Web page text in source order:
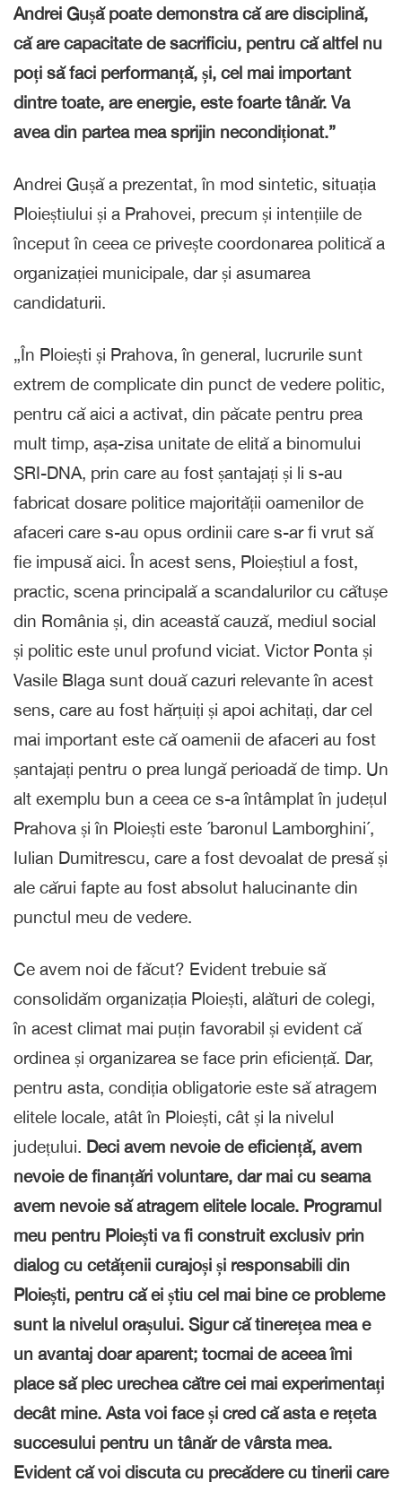
Andrei Gușă poate demonstra că are disciplină,
că are capacitate de sacrificiu, pentru că altfel nu
poți să faci performanță, și, cel mai important
dintre toate, are energie, este foarte tânăr. Va
avea din partea mea sprijin necondiționat.”
Andrei Gușă a prezentat, în mod sintetic, situația
Ploieștiului și a Prahovei, precum și intențiile de
început în ceea ce privește coordonarea politică a
organizației municipale, dar și asumarea
candidaturii.
„În Ploiești și Prahova, în general, lucrurile sunt
extrem de complicate din punct de vedere politic,
pentru că aici a activat, din păcate pentru prea
mult timp, așa-zisa unitate de elită a binomului
SRI-DNA, prin care au fost șantajați și li s-au
fabricat dosare politice majorității oamenilor de
afaceri care s-au opus ordinii care s-ar fi vrut să
fie impusă aici. În acest sens, Ploieștiul a fost,
practic, scena principală a scandalurilor cu cătușe
din România și, din această cauză, mediul social
și politic este unul profund viciat. Victor Ponta și
Vasile Blaga sunt două cazuri relevante în acest
sens, care au fost hărțuiți și apoi achitați, dar cel
mai important este că oamenii de afaceri au fost
șantajați pentru o prea lungă perioadă de timp. Un
alt exemplu bun a ceea ce s-a întâmplat în județul
Prahova și în Ploiești este ´baronul Lamborghini´,
Iulian Dumitrescu, care a fost devoalat de presă și
ale cărui fapte au fost absolut halucinante din
punctul meu de vedere.
Ce avem noi de făcut? Evident trebuie să
consolidăm organizația Ploiești, alături de colegi,
în acest climat mai puțin favorabil și evident că
ordinea și organizarea se face prin eficiență. Dar,
pentru asta, condiția obligatorie este să atragem
elitele locale, atât în Ploiești, cât și la nivelul
județului. Deci avem nevoie de eficiență, avem
nevoie de finanțări voluntare, dar mai cu seama
avem nevoie să atragem elitele locale. Programul
meu pentru Ploiești va fi construit exclusiv prin
dialog cu cetățenii curajoși și responsabili din
Ploiești, pentru că ei știu cel mai bine ce probleme
sunt la nivelul orașului. Sigur că tinerețea mea e
un avantaj doar aparent; tocmai de aceea îmi
place să plec urechea către cei mai experimentați
decât mine. Asta voi face și cred că asta e rețeta
succesului pentru un tânăr de vârsta mea.
Evident că voi discuta cu precădere cu tinerii care